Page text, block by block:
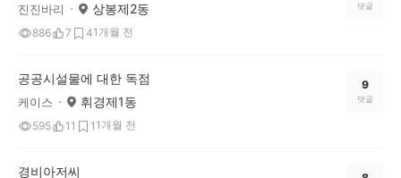
진진바리 상봉제2동
886 7 41개월 전
댓글
공공시설물에 대한 독점
케이스 휘경제1동
595 11 1 1개월 전
9
댓글
경비아저씨